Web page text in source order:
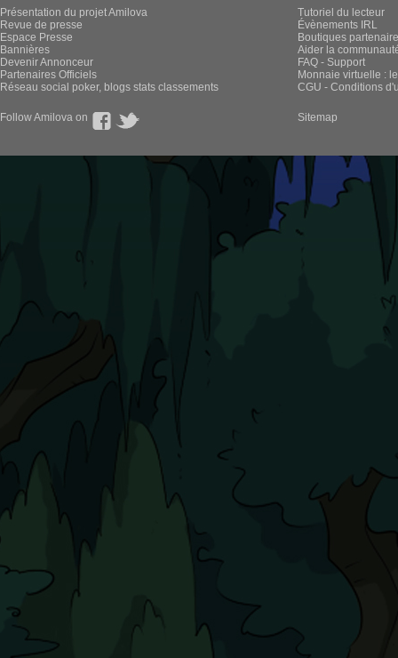
Présentation du projet Amilova
Revue de presse
Espace Presse
Bannières
Devenir Annonceur
Partenaires Officiels
Réseau social poker, blogs stats classements
Tutoriel du lecteur
Évènements IRL
Boutiques
Aider la
FAQ - Support
Monnaie virtuelle :
CGU - Conditions
Follow Amilova on Sitemap